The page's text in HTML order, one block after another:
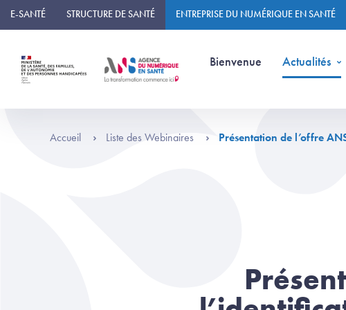
Panneau de gestion des cookies
E-SANTÉ STRUCTURE DE SANTÉ ENTREPRISE DU NUMÉRIQUE EN SANTÉ
Bienvenue Actualités
Accueil Liste des Webinaires Présentation de l’offre